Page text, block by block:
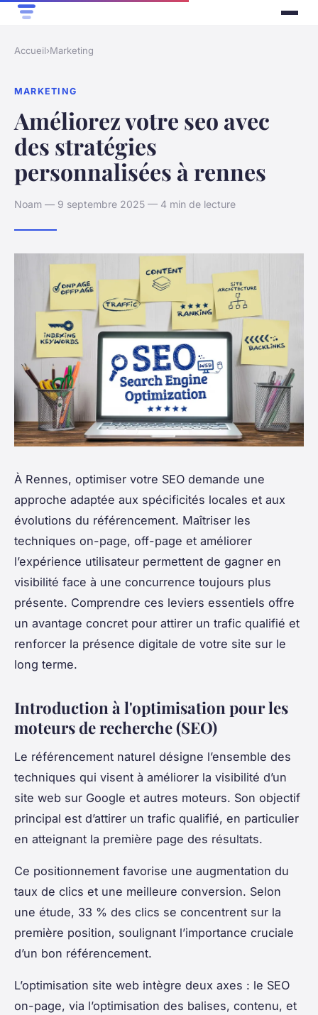
Accueil›Marketing
MARKETING
Améliorez votre seo avec
des stratégies
personnalisées à rennes
Noam — 9 septembre 2025 — 4 min de lecture
À Rennes, optimiser votre SEO demande une
approche adaptée aux spécificités locales et aux
évolutions du référencement. Maîtriser les
techniques on-page, off-page et améliorer
l’expérience utilisateur permettent de gagner en
visibilité face à une concurrence toujours plus
présente. Comprendre ces leviers essentiels offre
un avantage concret pour attirer un trafic qualifié et
renforcer la présence digitale de votre site sur le
long terme.
Introduction à l'optimisation pour les
moteurs de recherche (SEO)
Le référencement naturel désigne l’ensemble des
techniques qui visent à améliorer la visibilité d’un
site web sur Google et autres moteurs. Son objectif
principal est d’attirer un trafic qualifié, en particulier
en atteignant la première page des résultats.
Ce positionnement favorise une augmentation du
taux de clics et une meilleure conversion. Selon
une étude, 33 % des clics se concentrent sur la
première position, soulignant l’importance cruciale
d’un bon référencement.
L’optimisation site web intègre deux axes : le SEO
on-page, via l’optimisation des balises, contenu, et